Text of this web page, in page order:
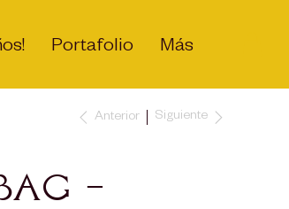
Portafolio Más
Anterior Siguiente
-